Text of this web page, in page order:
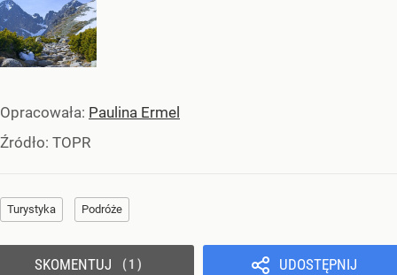
Opracowała: Paulina Ermel
Źródło: TOPR
Turystyka Podróże
UDOSTĘPNIJ
SKOMENTUJ 1